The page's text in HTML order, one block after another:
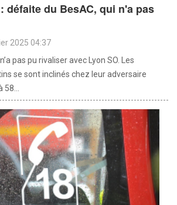
défaite du BesAC, qui n'a pas
2025 04:37
pas pu rivaliser avec Lyon SO. Les
se sont inclinés chez leur adversaire